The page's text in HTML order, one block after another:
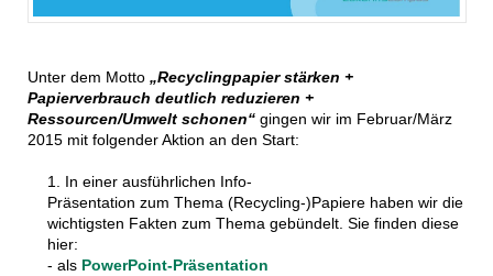
Unter dem Motto „Recyclingpapier stärken +
Papierverbrauch deutlich reduzieren +
Ressourcen/Umwelt schonen“gingen wir im Februar/März
2015 mit folgender Aktion an den Start:
1. In einer ausführlichen Info-
Präsentation zum Thema (Recycling-)Papiere haben wir die
wichtigsten Fakten zum Thema gebündelt. Sie finden diese
hier:
- als PowerPoint-Präsentation